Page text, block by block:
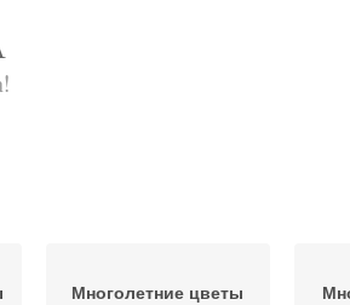
Многолетние цветы